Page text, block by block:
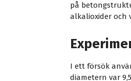
på
alkalioxider och
I ett försök
diametern var